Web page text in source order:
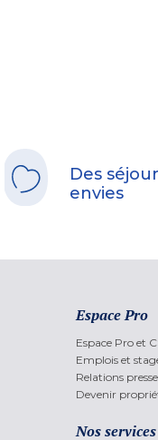
Des
envies
Espace Pro
Espace Pro et
Emplois et
Relations presse
Devenir
Nos services